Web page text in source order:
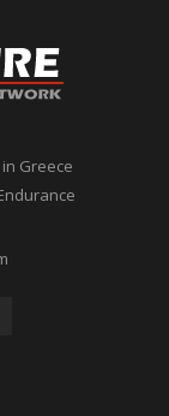
Greece